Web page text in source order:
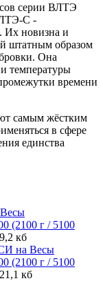
серии ВЛТЭ
С -
Их новизна и
штатным образом
Она
температуры
времени
самым жёстким
в сфере
единства
(2100 г / 5100
кб
СИ на Весы
(2100 г / 5100
кб